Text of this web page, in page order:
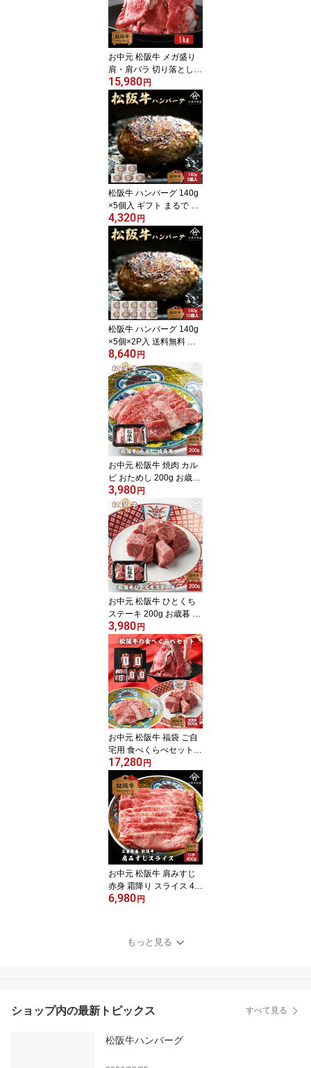
い 牛肉 肉 グルメ
お中元 松阪牛 メガ盛り
肩・肩バラ 切り落とし
肉 牛肉 和牛 すき焼きし
ゃぶしゃぶ お歳暮 ギフ
ト プレゼント 内祝い お
返し お祝い 誕生日 結婚
祝い 出産祝い 結婚内祝
い 出産内祝い 牛肉 肉 グ
ルメ
15,980円
松阪牛 ハンバーグ 140g
×5個入 ギフト まるで ス
テーキ のような ハンバ
ーグ
4,320円
松阪牛 ハンバーグ 140g
×5個×2P入 送料無料 ギ
フト まるで ステーキ の
ような ハンバーグ
8,640円
お中元 松阪牛 焼肉 カル
ビ おためし 200g お歳暮
ギフト プレゼント 内祝
い お返し お祝い 誕生日
結婚祝い 出産祝い 結婚
内祝い 出産内祝い 牛肉
肉 グルメ
3,980円
お中元 松阪牛 ひとくち
ステーキ 200g お歳暮 ギ
フト プレゼント 内祝い
お返し お祝い 誕生日 結
婚祝い 出産祝い 結婚内
祝い 出産内祝い 牛肉 肉
グルメ
3,980円
お中元 松阪牛 福袋 ご自
宅用 食べくらべセット
総重量 900g
17,280円
お中元 松阪牛 肩みすじ
赤身 霜降り スライス 40
0g A5 お歳暮 ギフト プ
出産祝い 結婚内祝い 出
産内祝い 牛肉 肉 グルメ
6,980円
もっと見る
ショップ内の最新トピックス すべて見る
松阪牛ハンバーグ